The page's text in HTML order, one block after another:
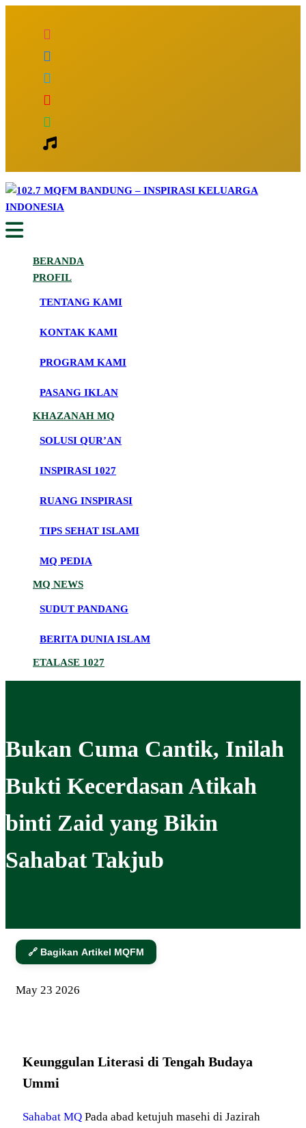
102.7 MQFM Bandung – Inspirasi
Keluarga Indonesia
Inspirasi Keluarga Indonesia
BERANDA
PROFIL
TENTANG KAMI
KONTAK KAMI
PROGRAM KAMI
PASANG IKLAN
KHAZANAH MQ
SOLUSI QUR’AN
INSPIRASI 1027
RUANG INSPIRASI
TIPS SEHAT ISLAMI
MQ PEDIA
MQ NEWS
SUDUT PANDANG
BERITA DUNIA ISLAM
ETALASE 1027
Bukan Cuma Cantik, Inilah
Bukti Kecerdasan Atikah
binti Zaid yang Bikin
Sahabat Takjub
🔗 Bagikan Artikel MQFM
May 23 2026
Keunggulan Literasi di Tengah Budaya
Ummi
Sahabat MQ Pada abad ketujuh masehi di Jazirah